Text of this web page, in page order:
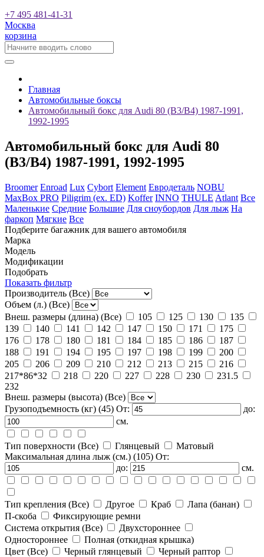
+7 495 481-41-31
Москва
корзина
Главная
Автомобильные боксы
Автомобильный бокс для Audi 80 (B3/B4) 1987-1991,
1992-1995
Автомобильный бокс для Audi 80
(B3/B4) 1987-1991, 1992-1995
Broomer Enroad Lux Cybort Element Евродеталь NOBU
MaxBox PRO Piligrim (ex. ED) Koffer INNO THULE Atlant Все
Маленькие Средние Большие Для сноубордов Для лыж На
фаркоп Мягкие Все
Подберите багажник для вашего автомобиля
Марка
Модель
Модификации
Подобрать
Показать фильтр
Производитель (Все)
Объем (л.) (Все)
Внеш. размеры (длина) (Все) 105 125 130
135
139
140 141 142 147 150 171
175
176
178 180 181 184 185 186
187
188
191 194 195 197 198 199
200
205
206 209 210 212 213 215
216
217*86*32
218 220 227 228 230
231.5
232
Внеш. размеры (высота) (Все)
Грузоподъемность (кг) (45) От:
до:
см.
Тип поверхности (Все) Глянцевый
Матовый
Максимальная длина лыж (см.) (105) От:
до:
см.
Тип крепления (Все) Другое Краб
Лапа (банан)
П-скоба
Фиксирующие ремни
Система открытия (Все)
Двухстороннее
Одностороннее
Полная (откидная крышка)
Цвет (Все) Черный глянцевый
Черный раптор